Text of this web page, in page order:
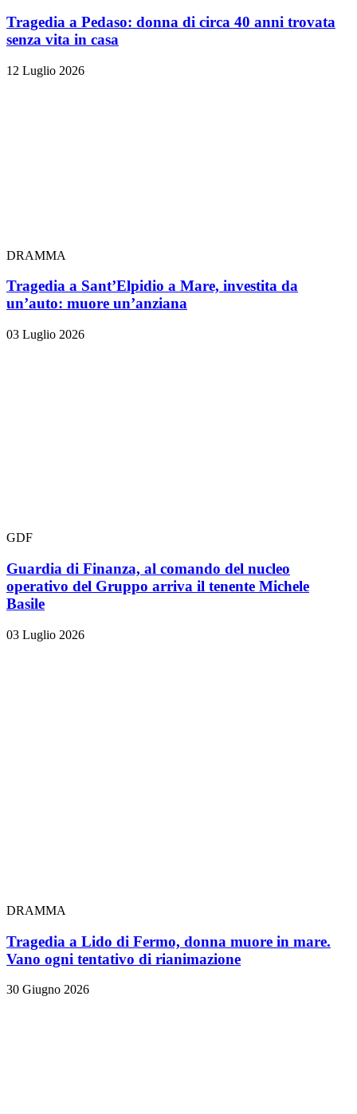
Tragedia a Pedaso: donna di circa 40 anni trovata
senza vita in casa
12 Luglio 2026
DRAMMA
Tragedia a Sant’Elpidio a Mare, investita da
un’auto: muore un’anziana
03 Luglio 2026
GDF
Guardia di Finanza, al comando del nucleo
operativo del Gruppo arriva il tenente Michele
Basile
03 Luglio 2026
DRAMMA
Tragedia a Lido di Fermo, donna muore in mare.
Vano ogni tentativo di rianimazione
30 Giugno 2026